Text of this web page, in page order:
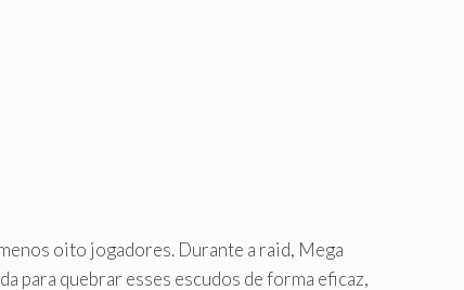
oito jogadores. Durante a raid, Mega
para quebrar esses escudos de forma eficaz,